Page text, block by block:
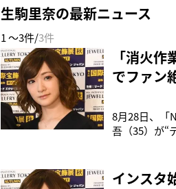
生駒里奈の最新ニュース
1 ～3件/3件
「消火
でファン
8月28日、「
吾（35）が“
ストセブン
回答。鈴木
インスタ